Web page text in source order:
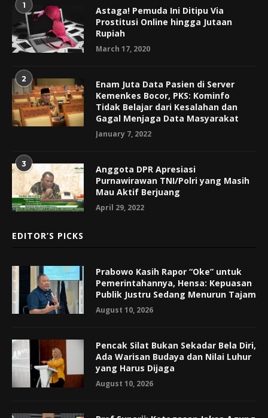
1
Astaga! Pemuda Ini Ditipu Via
Prostitusi Online hingga Jutaan
Rupiah
March 17, 2020
2
Enam Juta Data Pasien di Server
Kemenkes Bocor, PKS: Kominfo
Tidak Belajar dari Kesalahan dan
Gagal Menjaga Data Masyarakat
January 7, 2022
3
Anggota DPR Apresiasi
Purnawirawan TNI/Polri yang Masih
Mau Aktif Berjuang
April 29, 2022
EDITOR’S PICKS
Prabowo Kasih Rapor “Oke” untuk
Pemerintahannya, Hensa: Kepuasan
Publik Justru Sedang Menurun Tajam
August 10, 2026
Pencak Silat Bukan Sekadar Bela Diri,
Ada Warisan Budaya dan Nilai Luhur
yang Harus Dijaga
August 10, 2026